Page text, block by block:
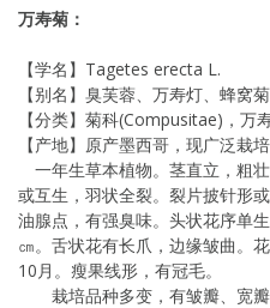
万寿菊：
【学名】Tagetes erecta L.
【别名】臭芙蓉、万寿灯、蜂窝
【分类】菊科(Compusitae)，万
【产地】原产墨西哥，现广泛栽培
一年生草本植物。茎直立，粗
或互生，羽状全裂。裂片披针形
油腺点，有强臭味。头状花序单
㎝。舌状花有长爪，边缘皱曲。
10月。瘦果线形，有冠毛。
栽培品种多变，有皱瓣、宽瓣